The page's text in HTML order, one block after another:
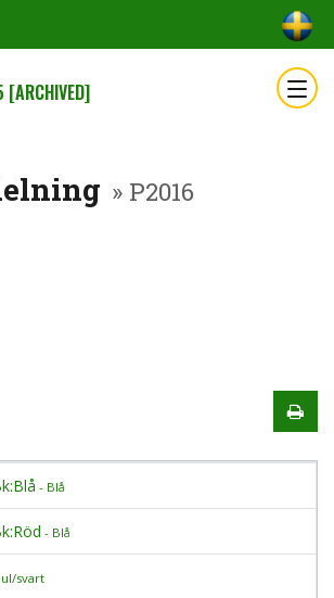
[ARCHIVED]
» P2016
- Blå
- Blå
svart